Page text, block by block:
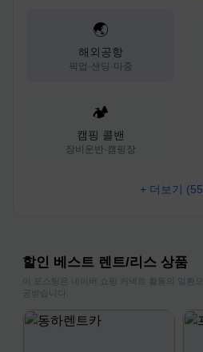
🌏
해외공항
픽업·샌딩·마중
🏕️
캠핑 콜밴
장비운반·캠핑장
+ 더보기
할인 베스트 렌트/리스 상품
이 포스팅은 네이버 쇼핑 커넥트 활동의 일환
공받습니다.